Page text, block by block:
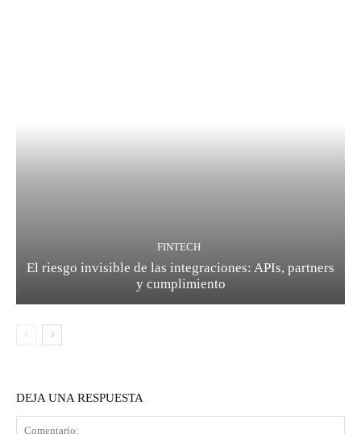
FINTECH
El riesgo invisible de las integraciones: APIs, partners
y cumplimiento
DEJA UNA RESPUESTA